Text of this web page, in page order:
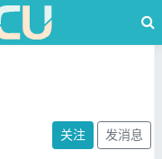
关注 发消息